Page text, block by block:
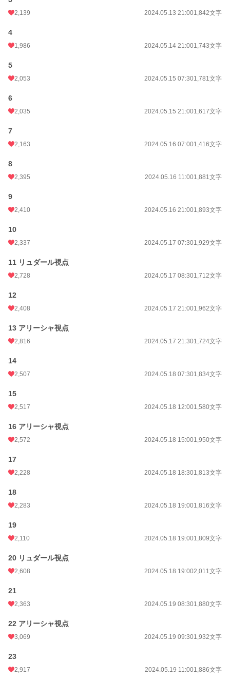
年間ポイント
2,139 2024.05.13 21:001,842文字
4
1,986 2024.05.14 21:001,743文字
5
2,053 2024.05.15 07:301,781文字
6
2,035 2024.05.15 21:001,617文字
7
2,163 2024.05.16 07:001,416文字
8
2,395 2024.05.16 11:001,881文字
9
2,410 2024.05.16 21:001,893文字
10
2,337 2024.05.17 07:301,929文字
11 リュダール視点
2,728 2024.05.17 08:301,712文字
12
2,408 2024.05.17 21:001,962文字
13 アリーシャ視点
2,816 2024.05.17 21:301,724文字
14
2,507 2024.05.18 07:301,834文字
15
2,517 2024.05.18 12:001,580文字
16 アリーシャ視点
2,572 2024.05.18 15:001,950文字
17
2,228 2024.05.18 18:301,813文字
18
2,283 2024.05.18 19:001,816文字
19
2,110 2024.05.18 19:001,809文字
20 リュダール視点
2,608 2024.05.18 19:002,011文字
21
2,363 2024.05.19 08:301,880文字
22 アリーシャ視点
3,069 2024.05.19 09:301,932文字
23
2,917 2024.05.19 11:001,886文字